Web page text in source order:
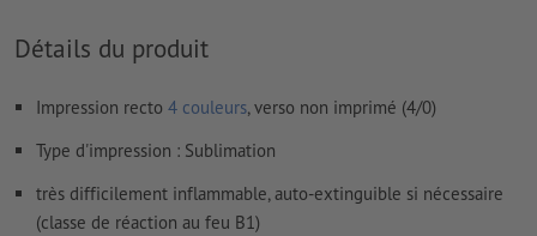
Détails du produit
Impression recto 4 couleurs, verso non imprimé (4/0)
Type d'impression : Sublimation
très difficilement inflammable, auto-extinguible si nécessaire
(classe de réaction au feu B1)